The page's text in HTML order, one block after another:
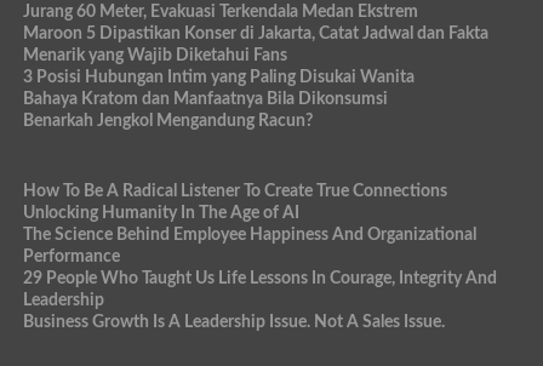
Jurang 60 Meter, Evakuasi Terkendala Medan Ekstrem
Maroon 5 Dipastikan Konser di Jakarta, Catat Jadwal dan Fakta
Menarik yang Wajib Diketahui Fans
3 Posisi Hubungan Intim yang Paling Disukai Wanita
Bahaya Kratom dan Manfaatnya Bila Dikonsumsi
Benarkah Jengkol Mengandung Racun?
How To Be A Radical Listener To Create True Connections
Unlocking Humanity In The Age of AI
The Science Behind Employee Happiness And Organizational
Performance
29 People Who Taught Us Life Lessons In Courage, Integrity And
Leadership
Business Growth Is A Leadership Issue. Not A Sales Issue.